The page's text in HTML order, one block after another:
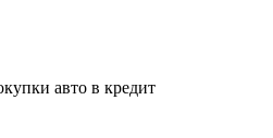
авто в кредит